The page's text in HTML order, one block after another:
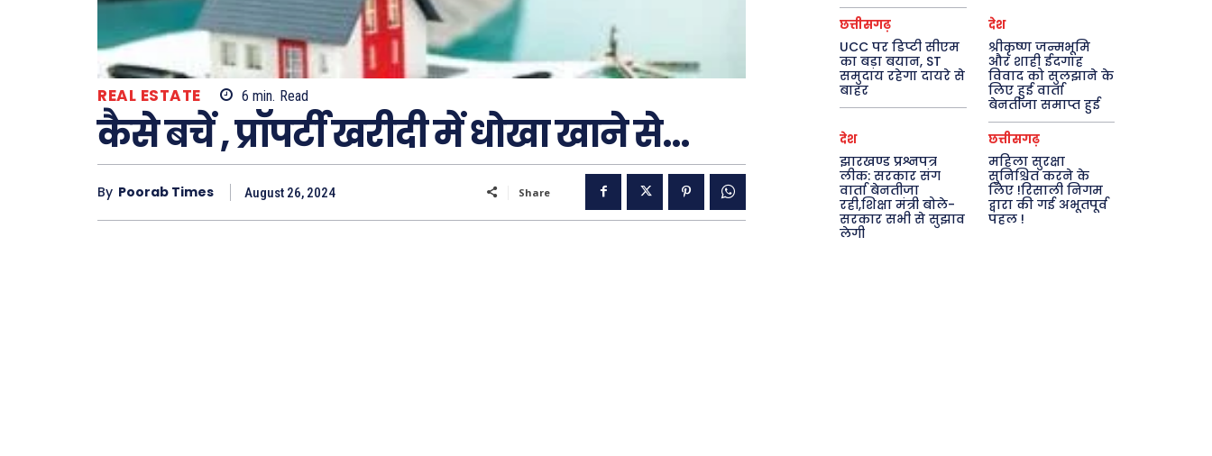
REAL ESTATE 6 min. Read
कैसे बचें , प्रॉपर्टी खरीदी में धोखा खाने से…
By Poorab Times August 26, 2024 Share
छत्तीसगढ़
UCC पर डिप्टी सीएम
का बड़ा बयान, ST
समुदाय रहेगा दायरे से
बाहर
देश
श्रीकृष्ण जन्मभूमि
और शाही ईदगाह
विवाद को सुलझाने के
लिए हुई वार्ता
बेनतीजा समाप्त हुई
देश
झारखण्ड प्रश्नपत्र
लीक: सरकार संग
वार्ता बेनतीजा
रही,शिक्षा मंत्री बोले-
सरकार सभी से सुझाव
लेगी
छत्तीसगढ़
महिला सुरक्षा
सुनिश्चित करने के
लिए !रिसाली निगम
द्वारा की गई अभूतपूर्व
पहल !